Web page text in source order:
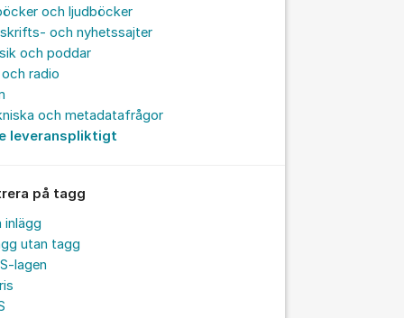
och ljudböcker
och nyhetssajter
och poddar
radio
och metadatafrågor
leveranspliktigt
på tagg
inlägg
utan tagg
lagen